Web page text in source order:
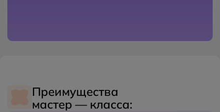
Преимущества
мастер — класса: